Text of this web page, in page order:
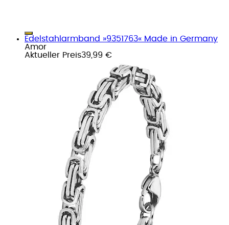
Edelstahlarmband »9351763« Made in Germany
Amor
Aktueller Preis39,99 €